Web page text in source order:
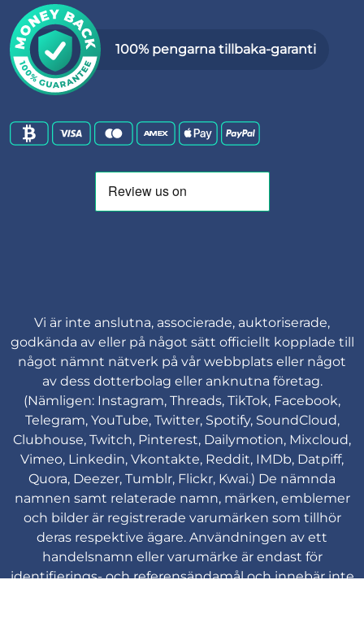
100% pengarna tillbaka-garanti
Vi är inte anslutna, associerade, auktoriserade,
godkända av eller på något sätt officiellt kopplade till
något nämnt nätverk på vår webbplats eller något
av dess dotterbolag eller anknutna företag.
(Nämligen: Instagram, Threads, TikTok, Facebook,
Telegram, YouTube, Twitter, Spotify, SoundCloud,
Clubhouse, Twitch, Pinterest, Dailymotion, Mixcloud,
Vimeo, Linkedin, Vkontakte, Reddit, IMDb, Datpiff,
Quora, Deezer, Tumblr, Flickr, Kwai.) De nämnda
namnen samt relaterade namn, märken, emblemer
och bilder är registrerade varumärken som tillhör
deras respektive ägare. Användningen av ett
handelsnamn eller varumärke är endast för
identifierings- och referensändamål och innebär inte